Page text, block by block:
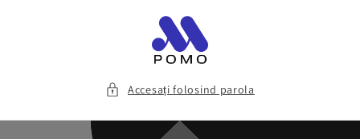
Accesați folosind parola